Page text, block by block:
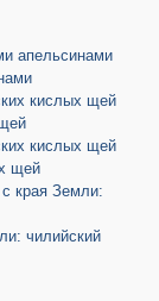
апельсинами
кислых щей
кислых щей
щей
края Земли:
чилийский